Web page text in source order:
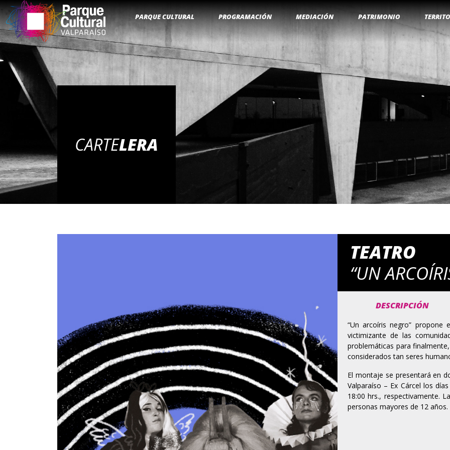
PARQUE CULTURAL PROGRAMACIÓN MEDIACIÓN PATRIMONIO
CARTELERA
TEATRO
“UN
DESCRIPCIÓN
“Un arcoíris negro” propone
victimizante de las
problemáticas para
considerados tan seres
El montaje se presentará en
Valparaíso – Ex Cárcel los
18:00 hrs., respectivamente.
personas mayores de 12 años.